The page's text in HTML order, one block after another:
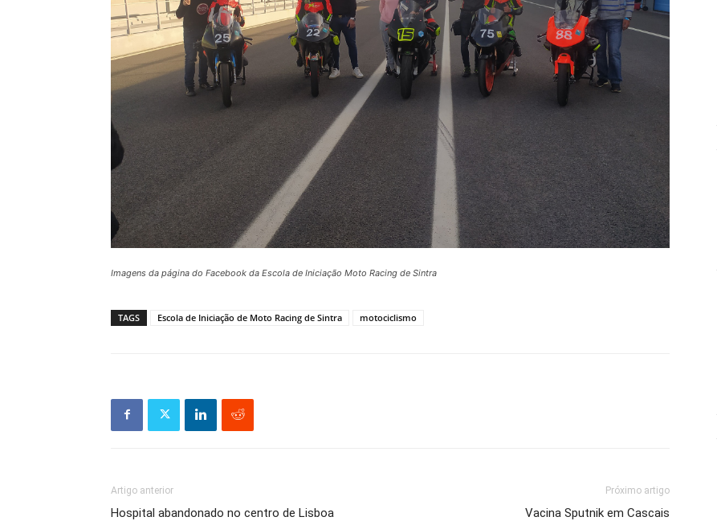
Imagens da página do Facebook da Escola de Iniciação Moto Racing de Sintra
TAGS Escola de Iniciação de Moto Racing de Sintra motociclismo
Artigo anterior
Hospital abandonado no centro de Lisboa
Próximo artigo
Vacina Sputnik em Cascais